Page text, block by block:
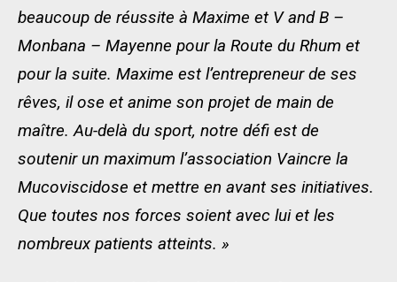
beaucoup de réussite à Maxime et V and B –
Monbana – Mayenne pour la Route du Rhum et
pour la suite. Maxime est l’entrepreneur de ses
rêves, il ose et anime son projet de main de
maître. Au-delà du sport, notre défi est de
soutenir un maximum l’association Vaincre la
Mucoviscidose et mettre en avant ses initiatives.
Que toutes nos forces soient avec lui et les
nombreux patients atteints. »